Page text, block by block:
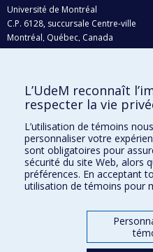
Université de Montréal
C.P. 6128, succursale Centre-ville
Montréal, Québec, Canada
H3C 3J7
Qui fait quoi?
Nous trouver
Plan du site
Accessibilité
L’UdeM reconnaît
respecter la vie
L’utilisation de témoins
personnaliser votre
sont obligatoires pour
sécurité du site Web, alors
préférences. En acceptant
utilisation de témoins pour